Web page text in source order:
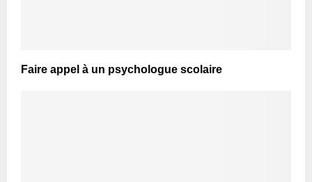
Faire appel à un psychologue scolaire